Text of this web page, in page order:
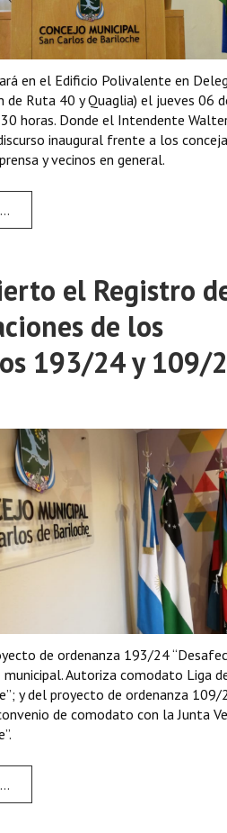
en el Edificio Polivalente en
de Ruta 40 y Quaglia) el jueves 06
horas. Donde el Intendente
inaugural frente a los
y vecinos en general.
el Registro
de los
193/24 y 109/
de ordenanza 193/24
Autoriza comodato Liga
y del proyecto de ordenanza 109/
de comodato con la Junta